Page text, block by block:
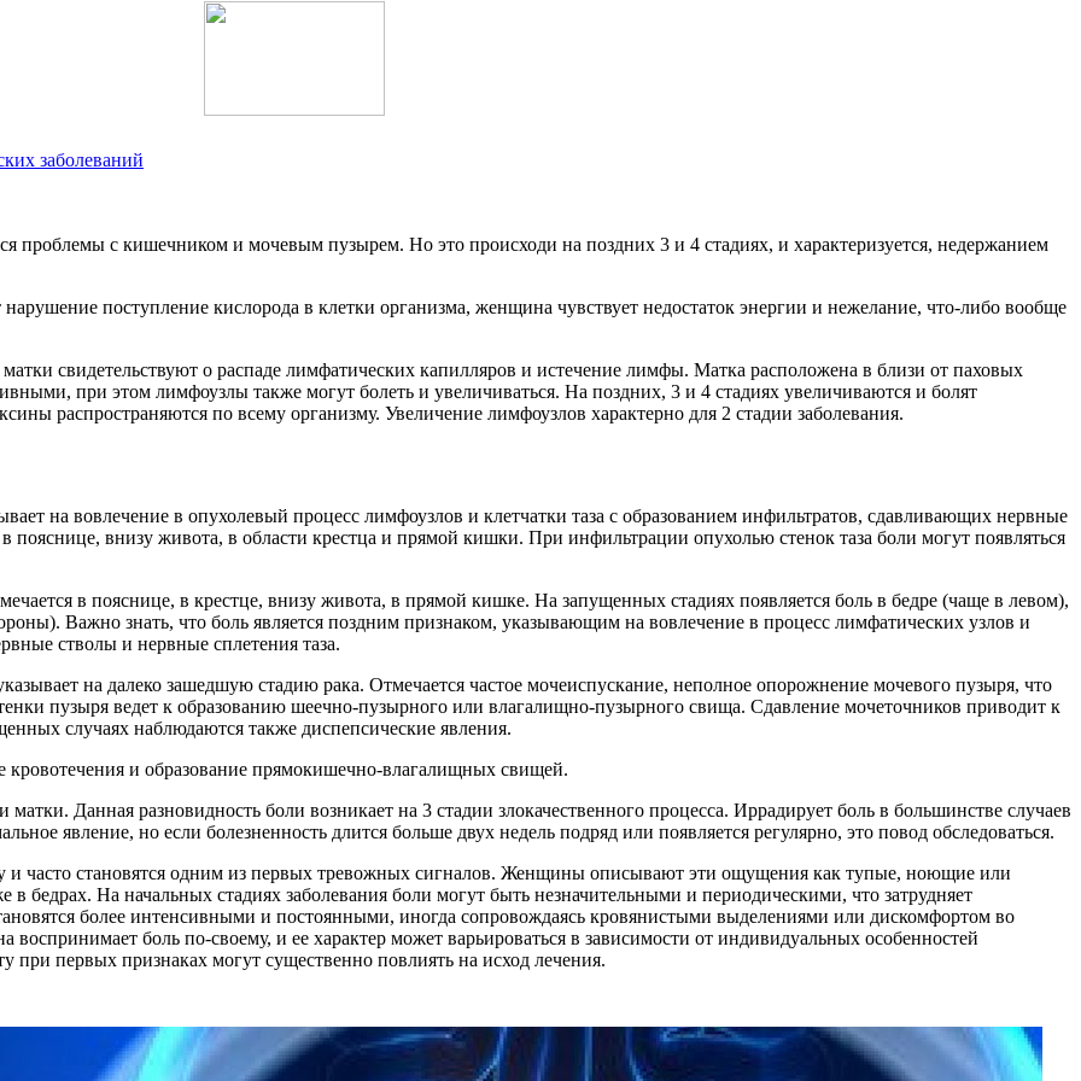
заболеваний
проблемы с кишечником и мочевым пузырем. Но это происходи на поздних 3 и 4 стадиях, и характеризуется, недержанием
поступление кислорода в клетки организма, женщина чувствует недостаток энергии и нежелание, что-либо вообще
свидетельствуют о распаде лимфатических капилляров и истечение лимфы. Матка расположена в близи от паховых
при этом лимфоузлы также могут болеть и увеличиваться. На поздних, 3 и 4 стадиях увеличиваются и болят
распространяются по всему организму. Увеличение лимфоузлов характерно для 2 стадии заболевания.
на вовлечение в опухолевый процесс лимфоузлов и клетчатки таза с образованием инфильтратов, сдавливающих нервные
пояснице, внизу живота, в области крестца и прямой кишки. При инфильтрации опухолью стенок таза боли могут появляться
в пояснице, в крестце, внизу живота, в прямой кишке. На запущенных стадиях появляется боль в бедре (чаще в левом),
Важно знать, что боль является поздним признаком, указывающим на вовлечение в процесс лимфатических узлов и
стволы и нервные сплетения таза.
на далеко зашедшую стадию рака. Отмечается частое мочеиспускание, неполное опорожнение мочевого пузыря, что
пузыря ведет к образованию шеечно-пузырного или влагалищно-пузырного свища. Сдавление мочеточников приводит к
случаях наблюдаются также диспепсические явления.
и образование прямокишечно-влагалищных свищей.
Данная разновидность боли возникает на 3 стадии злокачественного процесса. Иррадирует боль в большинстве случаев
явление, но если болезненность длится больше двух недель подряд или появляется регулярно, это повод обследоваться.
и часто становятся одним из первых тревожных сигналов. Женщины описывают эти ощущения как тупые, ноющие или
бедрах. На начальных стадиях заболевания боли могут быть незначительными и периодическими, что затрудняет
более интенсивными и постоянными, иногда сопровождаясь кровянистыми выделениями или дискомфортом во
боль по-своему, и ее характер может варьироваться в зависимости от индивидуальных особенностей
при первых признаках могут существенно повлиять на исход лечения.